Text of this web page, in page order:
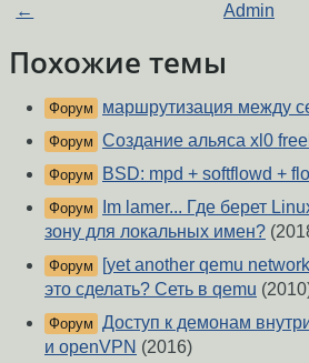
← Admin
Похожие темы
Форум маршрутизация между
Форум Создание альяса xl0
Форум BSD: mpd + softflowd +
Форум
Im lamer... Где берет
зону для локальных имен?
Форум
[yet another qemu
это сделать? Сеть в qemu
Форум Доступ к демонам
и openVPN (2016)